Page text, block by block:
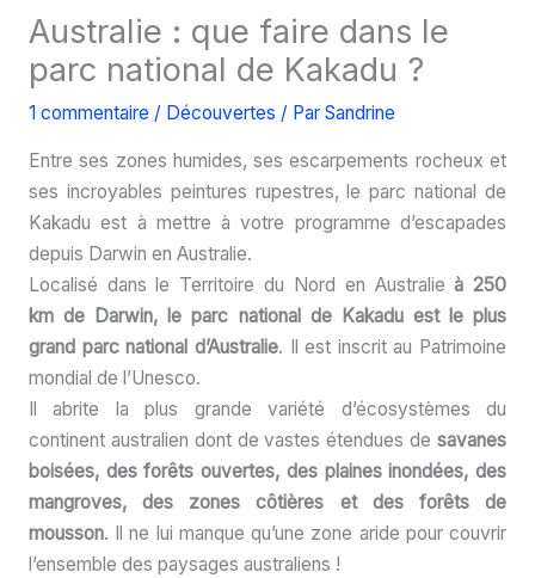
Australie : que faire dans le
parc national de Kakadu ?
1 commentaire / Découvertes / Par Sandrine
Entre ses zones humides, ses escarpements rocheux et
ses incroyables peintures rupestres, le parc national de
Kakadu est à mettre à votre programme d’escapades
depuis Darwin en Australie.
Localisé dans le Territoire du Nord en Australieà 250
km de Darwin, le parc national de Kakadu est le plus
grand parc national d’Australie. Il est inscrit au Patrimoine
mondial de l’Unesco.
Il abrite la plus grande variété d’écosystèmes du
continent australien dont de vastes étendues desavanes
boisées, des forêts ouvertes, des plaines inondées, des
mangroves, des zones côtières et des forêts de
mousson. Il ne lui manque qu’une zone aride pour couvrir
l’ensemble des paysages australiens !